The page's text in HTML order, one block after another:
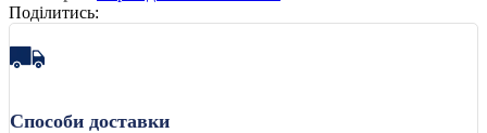
Поділитись:
Способи доставки